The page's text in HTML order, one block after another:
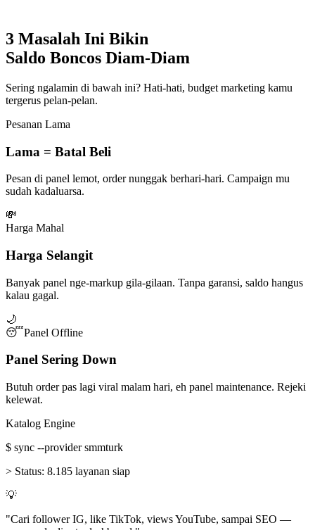
3 Masalah Ini Bikin
Saldo Boncos Diam-Diam
Sering ngalamin di bawah ini? Hati-hati, budget marketing kamu
tergerus pelan-pelan.
Pesanan Lama
Lama = Batal Beli
Pesan di panel lemot, order nunggak berhari-hari. Campaign mu
sudah kadaluarsa.
💸
Harga Mahal
Harga Selangit
Banyak panel nge-markup gila-gilaan. Tanpa garansi, saldo hangus
kalau gagal.
🌙
😴Panel Offline
Panel Sering Down
Butuh order pas lagi viral malam hari, eh panel maintenance. Rejeki
kelewat.
Katalog Engine
$ sync --provider smmturk
> Status: 8.185 layanan siap
💡
"Cari follower IG, like TikTok, views YouTube, sampai SEO —